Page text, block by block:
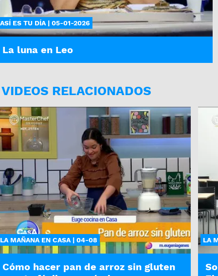
ASÍ ES TU DÍA | 05-01-2026
La luna en Leo
VIDEOS RELACIONADOS
LA MAÑANA EN CASA | 04-08
Cómo hacer pan de arroz sin gluten
LA